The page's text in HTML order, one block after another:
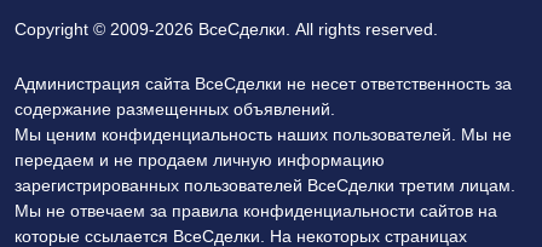
Copyright © 2009-2026 ВсеСделки. All rights reserved.
Администрация сайта ВсеСделки не несет ответственность за
содержание размещенных объявлений.
Мы ценим конфиденциальность наших пользователей. Мы не
передаем и не продаем личную информацию
зарегистрированных пользователей ВсеСделки третим лицам.
Мы не отвечаем за правила конфиденциальности сайтов на
которые ссылается ВсеСделки. На некоторых страницах